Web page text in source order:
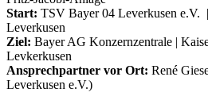
Start: TSV Bayer 04 Leverkusen e.V.
Leverkusen
Ziel: Bayer AG Konzernzentrale |
Levkerkusen
Ansprechpartner vor Ort: René
Leverkusen e.V.)